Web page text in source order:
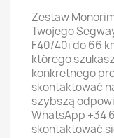
Zestaw
Twojego
F40/40i do 66
którego
konkretnego
skontaktować
szybszą
WhatsApp +34
skontaktować